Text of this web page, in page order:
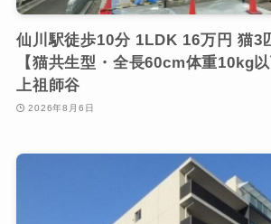
仙川駅徒歩10分 1LDK 16万円 猫3
【猫共生型・全長60cm体重10kg
上祖師谷
2026年8月6日